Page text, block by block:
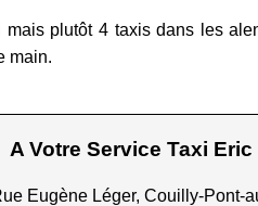
mais plutôt 4 taxis dans les
main.
A Votre Service Taxi Eric
Eugène Léger, Couilly-Pont-